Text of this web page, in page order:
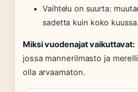
Vaihtelu on suurta:
sadetta kuin koko kuussa.
Miksi vuodenajat vaikuttavat:
jossa mannerilmasto ja
olla arvaamaton.